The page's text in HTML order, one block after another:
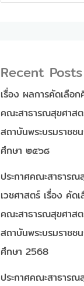
Recent Posts
เรื่อง ผลการคัดเลือ
คณะสาธารณสุขศาสต
สถาบันพระบรมราชช
ศึกษา ๒๕๖๘
ประกาศคณะสาธารณ
เวชศาสตร์ เรื่อง คัด
คณะสาธารณสุขศาสต
สถาบันพระบรมราชช
ศึกษา 2568
ประกาศคณะสาธารณ